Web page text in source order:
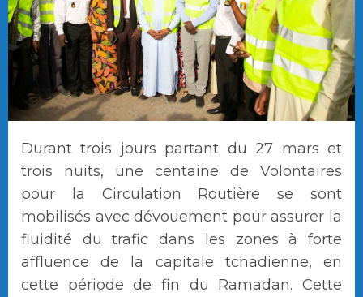
Durant trois jours partant du 27 mars et
trois nuits, une centaine de Volontaires
pour la Circulation Routière se sont
mobilisés avec dévouement pour assurer la
fluidité du trafic dans les zones à forte
affluence de la capitale tchadienne, en
cette période de fin du Ramadan. Cette